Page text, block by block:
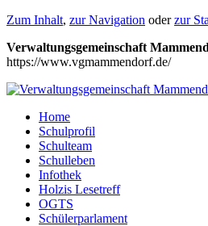
Zum Inhalt, zur Navigation oderzur
Verwaltungsgemeinschaft
https://www.vgmammendorf.de/
Home
Schulprofil
Schulteam
Schulleben
Infothek
Holzis Lesetreff
OGTS
Schülerparlament